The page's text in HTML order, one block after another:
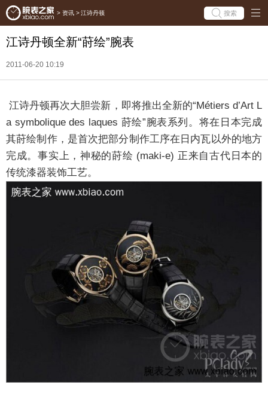
> 资讯 > 江诗丹顿 搜索
江诗丹顿全新“莳绘”腕表
2011-06-20 10:19
江诗丹顿再次大胆尝新，即将推出全新的“Métiers d’Art L
a symbolique des laques 莳绘”腕表系列。将在日本完成
其莳绘制作，是首次把部分制作工序在日内瓦以外的地方
完成。事实上，神秘的莳绘 (maki-e) 正来自古代日本的
传统漆器装饰工艺。